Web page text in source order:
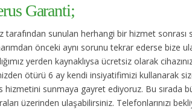
Garanti;
tarafından sunulan herhangi bir hizmet
önceki aynı sorunu tekrar ederse bize
yerden kaynaklıysa ücretsiz olarak
ötürü 6 ay kendi insiyatifimizi kullanarak
hizmetini sunmaya gayret ediyoruz. Bu sırada
üzerinden ulaşabilirsiniz. Telefonlarınızı